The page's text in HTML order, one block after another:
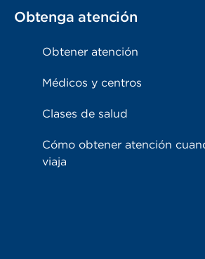
Obtenga atención
Obtener atención
Médicos y centros
Clases de salud
Cómo obtener atención
viaja